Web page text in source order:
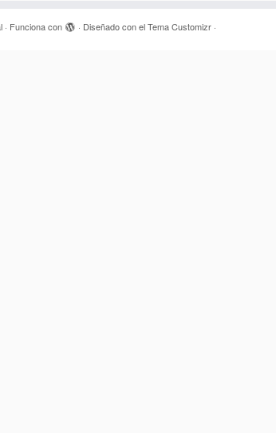
· Funciona con · Diseñado con elTema Customizr·